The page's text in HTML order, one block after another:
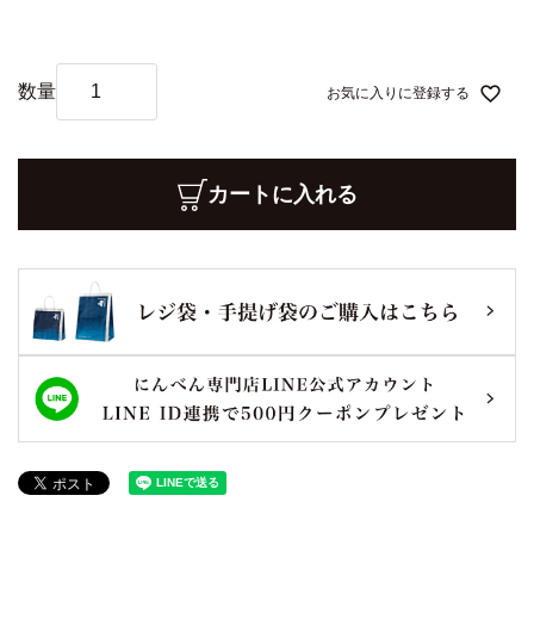
お気に入りに登録する
カートに入れる